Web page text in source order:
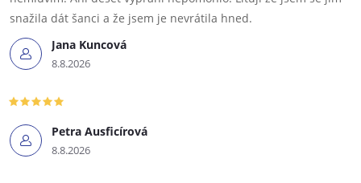
Jana Kuncová
8.8.2026
snažila dát šanci a že jsem je nevrátila hned.
Petra Ausficírová
8.8.2026